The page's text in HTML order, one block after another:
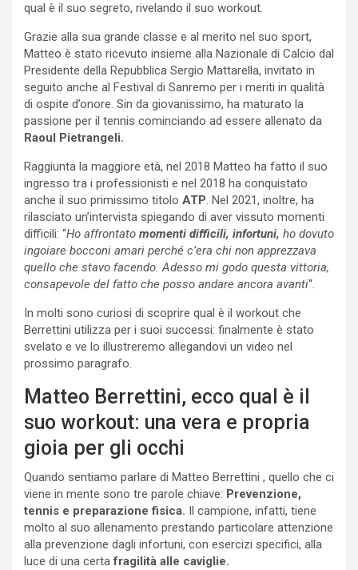
qual è il suo segreto, rivelando il suo workout.
Grazie alla sua grande classe e al merito nel suo sport,
Matteo è stato ricevuto insieme alla Nazionale di Calcio dal
Presidente della Repubblica Sergio Mattarella, invitato in
seguito anche al Festival di Sanremo per i meriti in qualità
di ospite d’onore. Sin da giovanissimo, ha maturato la
passione per il tennis cominciando ad essere allenato da
Raoul Pietrangeli.
Raggiunta la maggiore età, nel 2018 Matteo ha fatto il suo
ingresso tra i professionisti e nel 2018 ha conquistato
anche il suo primissimo titolo ATP. Nel 2021, inoltre, ha
rilasciato un’intervista spiegando di aver vissuto momenti
difficili: “Ho affrontato momenti difficili, infortuni, ho dovuto
ingoiare bocconi amari perché c’era chi non apprezzava
quello che stavo facendo. Adesso mi godo questa vittoria,
consapevole del fatto che posso andare ancora avanti“.
In molti sono curiosi di scoprire qual è il workout che
Berrettini utilizza per i suoi successi: finalmente è stato
svelato e ve lo illustreremo allegandovi un video nel
prossimo paragrafo.
Matteo Berrettini, ecco qual è il
suo workout: una vera e propria
gioia per gli occhi
Quando sentiamo parlare di Matteo Berrettini , quello che ci
viene in mente sono tre parole chiave: Prevenzione,
tennis e preparazione fisica.
Il campione, infatti, tiene
molto al suo allenamento prestando particolare attenzione
alla prevenzione dagli infortuni, con esercizi specifici, alla
luce di una certafragilità alle caviglie.